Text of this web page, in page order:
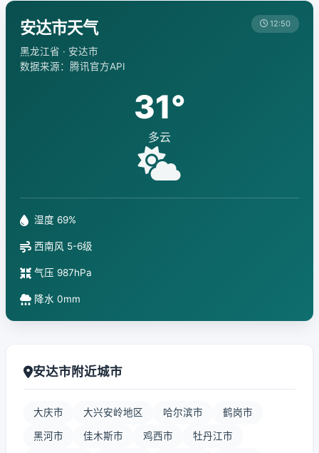
安达市天气
黑龙江省 · 安达市
数据来源：腾讯官方API
12:50
31°
多云
湿度 69%
西南风 5-6级
气压 987hPa
降水 0mm
安达市附近城市
大庆市 大兴安岭地区 哈尔滨市 鹤岗市
黑河市 佳木斯市 鸡西市 牡丹江市